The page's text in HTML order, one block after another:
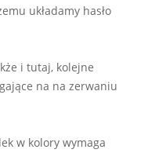
układamy hasło
i tutaj, kolejne
na na zerwaniu
w kolory wymaga